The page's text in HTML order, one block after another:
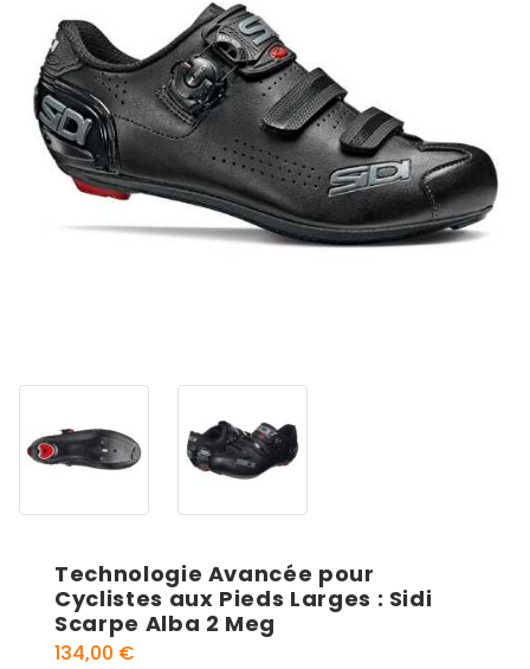
Technologie Avancée pour
Cyclistes aux Pieds Larges : Sidi
Scarpe Alba 2 Meg
134,00 €